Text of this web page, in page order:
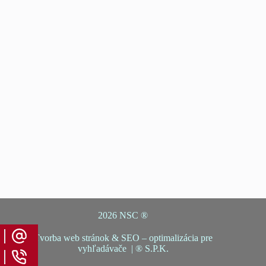
2026 NSC ®
Tvorba web stránok & SEO – optimalizácia pre
vyhľadávače | ® S.P.K.